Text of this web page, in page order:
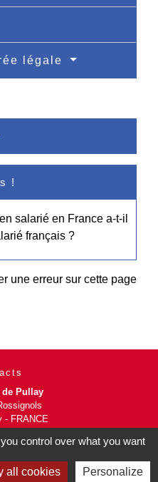
légale
!
salarié en France a-t-il
français ?
une erreur sur cette page
Pullay
- FRANCE
:
control over what you want
all cookies Personalize